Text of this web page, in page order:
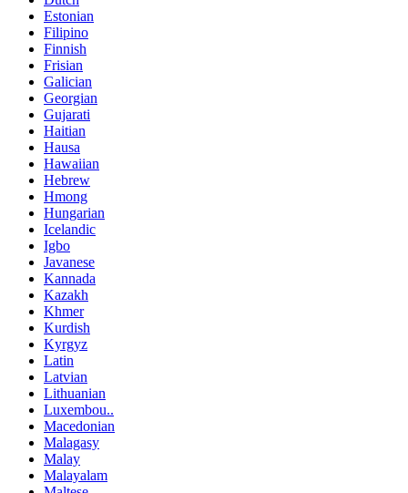
Estonian
Filipino
Finnish
Frisian
Galician
Georgian
Gujarati
Haitian
Hausa
Hawaiian
Hebrew
Hmong
Hungarian
Icelandic
Igbo
Javanese
Kannada
Kazakh
Khmer
Kurdish
Kyrgyz
Latin
Latvian
Lithuanian
Luxembou..
Macedonian
Malagasy
Malay
Malayalam